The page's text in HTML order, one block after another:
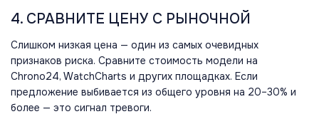
4. СРАВНИТЕ ЦЕНУ С РЫНОЧНОЙ
Слишком низкая цена — один из самых очевидных
признаков риска. Сравните стоимость модели на
Chrono24, WatchCharts и других площадках. Если
предложение выбивается из общего уровня на 20–30% и
более — это сигнал тревоги.